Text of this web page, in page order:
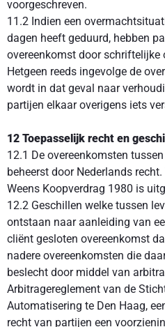
voorgeschreven.
11.2 Indien een
dagen heeft geduurd, hebben
overeenkomst door schriftelijke
Hetgeen reeds ingevolge de
wordt in dat geval naar
partijen elkaar overigens iets
12 Toepasselijk recht en
12.1 De overeenkomsten
beheerst door Nederlands
Weens Koopverdrag 1980 is
12.2 Geschillen welke tussen
ontstaan naar aanleiding van
cliënt gesloten overeenkomst
nadere overeenkomsten die
beslecht door middel van
Arbitragereglement van de
Automatisering te Den Haag,
recht van partijen een